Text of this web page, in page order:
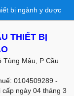
bị ngành y dược
THIẾT BỊ
Tùng Mậu, P Cầu
0104509289 -
ngày 04 tháng 3